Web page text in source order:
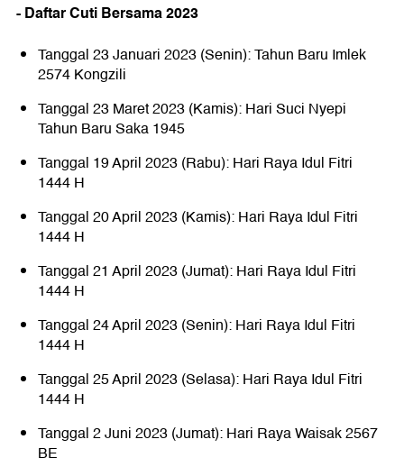
- Daftar Cuti Bersama 2023
Tanggal 23 Januari 2023 (Senin): Tahun Baru Imlek
2574 Kongzili
Tanggal 23 Maret 2023 (Kamis): Hari Suci Nyepi
Tahun Baru Saka 1945
Tanggal 19 April 2023 (Rabu): Hari Raya Idul Fitri
1444 H
Tanggal 20 April 2023 (Kamis): Hari Raya Idul Fitri
1444 H
Tanggal 21 April 2023 (Jumat): Hari Raya Idul Fitri
1444 H
Tanggal 24 April 2023 (Senin): Hari Raya Idul Fitri
1444 H
Tanggal 25 April 2023 (Selasa): Hari Raya Idul Fitri
1444 H
Tanggal 2 Juni 2023 (Jumat): Hari Raya Waisak 2567
BE